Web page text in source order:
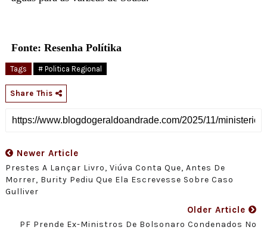
Fonte: Resenha Polítika
Tags # Politica Regional
Share This
Newer Article
Prestes A Lançar Livro, Viúva Conta Que, Antes De
Morrer, Burity Pediu Que Ela Escrevesse Sobre Caso
Gulliver
Older Article
PF Prende Ex-Ministros De Bolsonaro Condenados No